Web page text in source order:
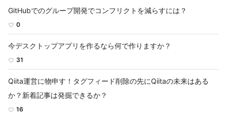
GitHubでのグループ開発でコンフリクトを減らすには？
0
今デスクトップアプリを作るなら何で作りますか？
31
Qiita運営に物申す！タグフィード削除の先にQiitaの未来はある
か？新着記事は発掘できるか？
16